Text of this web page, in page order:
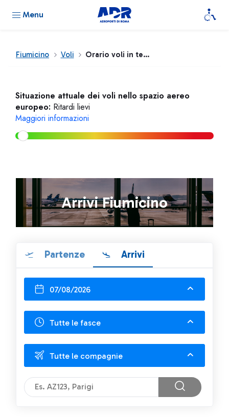
Menu
Fiumicino Voli Orario voli in tempo reale
Situazione attuale dei voli nello spazio aereo
europeo: Ritardi lievi
Maggiori informazioni
Arrivi Fiumicino
Partenze Arrivi
07/08/2026
Tutte le fasce
Tutte le compagnie